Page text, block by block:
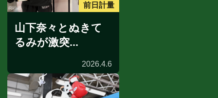
前日計量
山下奈々とぬきて
るみが激突...
2026.4.6